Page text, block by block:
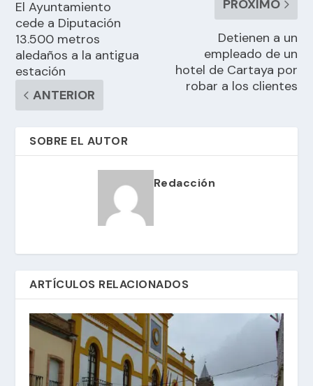
El Ayuntamiento
cede a Diputación
13.500 metros
aledaños a la antigua
estación
ANTERIOR
PRÓXIMO
Detienen a un
empleado de un
hotel de Cartaya por
robar a los clientes
SOBRE EL AUTOR
Redacción
ARTÍCULOS RELACIONADOS